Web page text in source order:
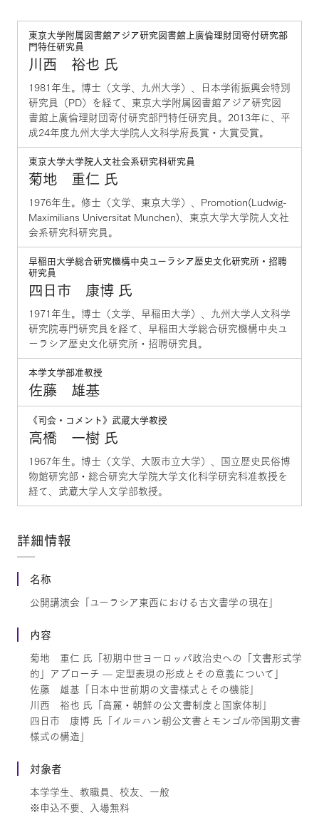
東京大学附属図書館アジア研究図書館上廣倫理財団寄付研究部
門特任研究員
川西 裕也 氏
1981年生。博士（文学、九州大学）、日本学術振興会特別
研究員（PD）を経て、東京大学附属図書館アジア研究図
書館上廣倫理財団寄付研究部門特任研究員。2013年に、平
成24年度九州大学大学院人文科学府長賞・大賞受賞。
東京大学大学院人文社会系研究科研究員
菊地 重仁 氏
1976年生。修士（文学、東京大学）、Promotion(Ludwig-
Maximilians Universitat Munchen)、東京大学大学院人文社
会系研究科研究員。
早稲田大学総合研究機構中央ユーラシア歴史文化研究所・招聘
研究員
四日市 康博 氏
1971年生。博士（文学、早稲田大学）、九州大学人文科学
研究院専門研究員を経て、早稲田大学総合研究機構中央ユ
ーラシア歴史文化研究所・招聘研究員。
本学文学部准教授
佐藤 雄基
《司会・コメント》武蔵大学教授
高橋 一樹 氏
1967年生。博士（文学、大阪市立大学）、国立歴史民俗博
物館研究部・総合研究大学院大学文化科学研究科准教授を
経て、武蔵大学人文学部教授。
詳細情報
名称
公開講演会「ユーラシア東西における古文書学の現在」
内容
菊地 重仁 氏「初期中世ヨーロッパ政治史への「文書形式学
的」アプローチ — 定型表現の形成とその意義について」
佐藤 雄基「日本中世前期の文書様式とその機能」
川西 裕也 氏「高麗・朝鮮の公文書制度と国家体制」
四日市 康博 氏「イル＝ハン朝公文書とモンゴル帝国期文書
様式の構造」
対象者
本学学生、教職員、校友、一般
※申込不要、入場無料